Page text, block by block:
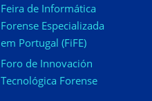
Feira de Informática
Forense Especializada
em Portugal (FiFE)
Foro de Innovación
Tecnológica Forense